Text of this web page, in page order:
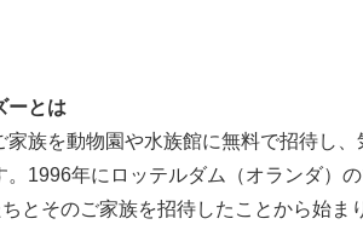
ーとは
族を動物園や水族館に無料で招待し
。1996年にロッテルダム（オランダ）
とそのご家族を招待したことから始ま